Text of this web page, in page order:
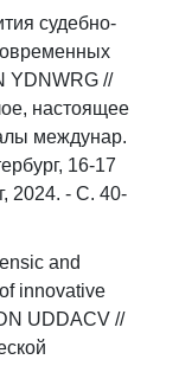
судебно-
YDNWRG //
настоящее
междунар.
16-17
2024. - С. 40-
and
innovative
UDDACV //